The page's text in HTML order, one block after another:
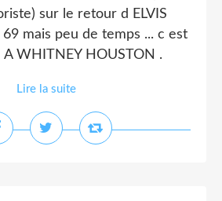
sur le retour d ELVIS
69 mais peu de temps ... c est
WHITNEY HOUSTON .
Lire la suite